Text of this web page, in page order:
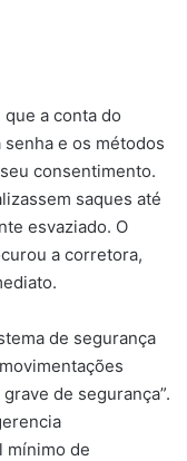
a conta do
e os métodos
consentimento.
saques até
esvaziado. O
a corretora,
de segurança
de segurança”.
mínimo de